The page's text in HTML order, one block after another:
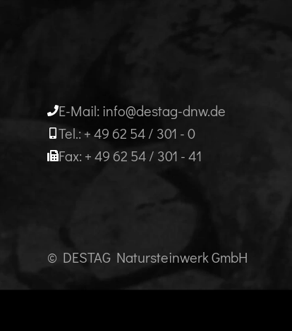
E-Mail: info@destag-dnw.de
Tel.: + 49 62 54 / 301 - 0
Fax: + 49 62 54 / 301 - 41
© DESTAG Natursteinwerk GmbH